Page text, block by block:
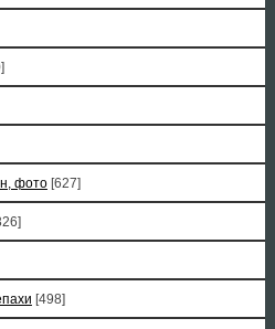
фото [627]
[498]